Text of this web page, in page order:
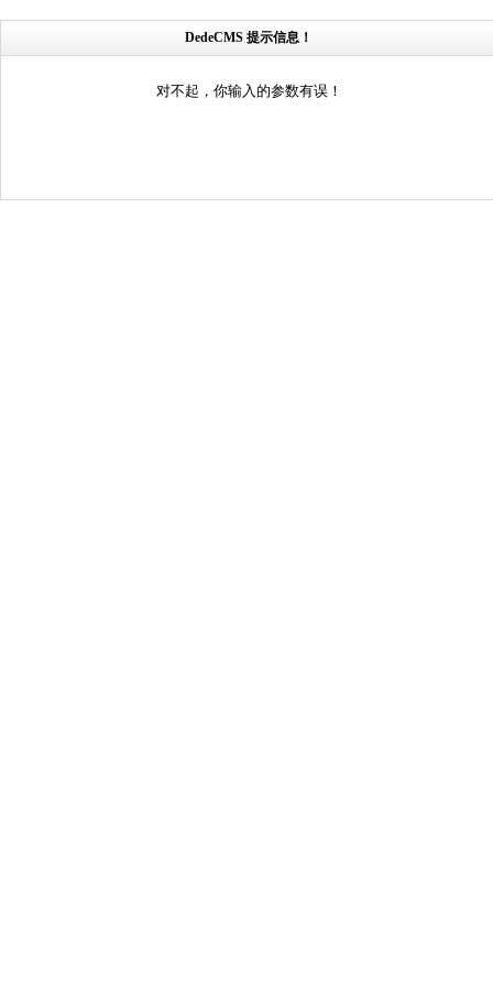
DedeCMS 提示信息！
对不起，你输入的参数有误！